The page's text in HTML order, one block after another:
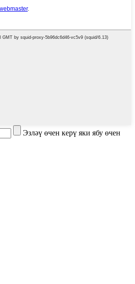
Эзләү өчен керү яки ябу өчен